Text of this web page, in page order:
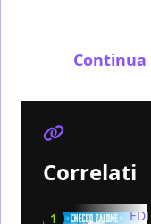
Continua
Correlati
1